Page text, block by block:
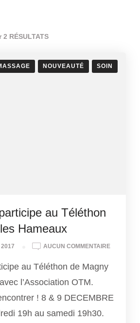
RÉSULTATS
NOUVEAUTÉ SOIN
au Téléthon
Hameaux
AUCUN COMMENTAIRESYLIANE
DE
au Téléthon de Magny
l’Association OTM.
! 8 & 9 DECEMBRE
19h au samedi 19h30.